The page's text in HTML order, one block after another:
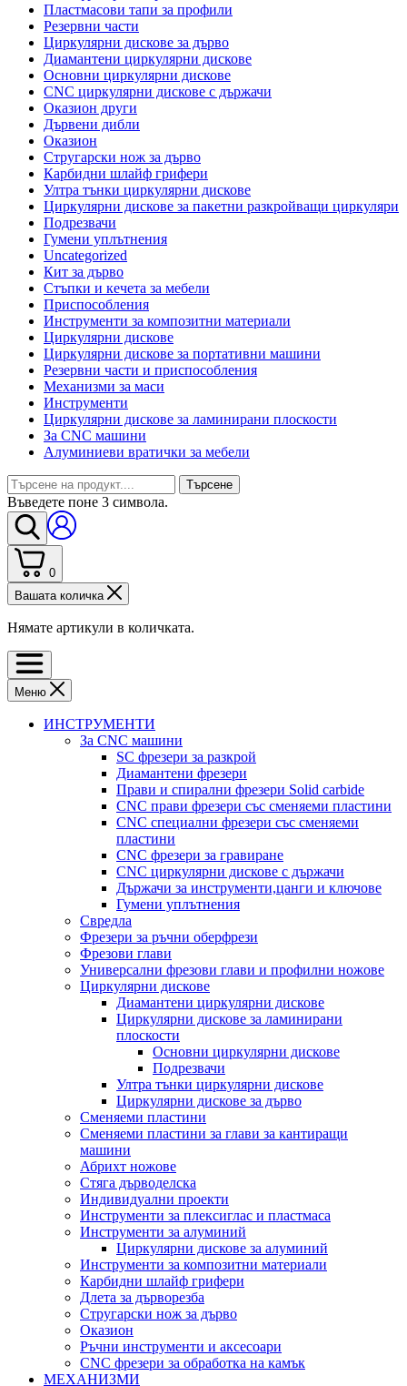
Пластмасови тапи за профили
Резервни части
Циркулярни дискове за дърво
Диамантени циркулярни дискове
Основни циркулярни дискове
CNC циркулярни дискове с държачи
Оказион други
Дървени дибли
Оказион
Стругарски нож за дърво
Карбидни шлайф грифери
Ултра тънки циркулярни дискове
Циркулярни дискове за пакетни разкройващи циркуляри
Подрезвачи
Гумени уплътнения
Uncategorized
Кит за дърво
Стъпки и кечета за мебели
Приспособления
Инструменти за композитни материали
Циркулярни дискове
Циркулярни дискове за портативни машини
Резервни части и приспособления
Механизми за маси
Инструменти
Циркулярни дискове за ламинирани плоскости
За CNC машини
Алуминиеви вратички за мебели
Търсене
Въведете поне 3 символа.
0
Вашата количка
Нямате артикули в количката.
Меню
ИНСТРУМЕНТИ
За CNC машини
SC фрезери за разкрой
Диамантени фрезери
Прави и спирални фрезери Solid carbide
CNC прави фрезери със сменяеми пластини
CNC специални фрезери със сменяеми
пластини
CNC фрезери за гравиране
CNC циркулярни дискове с държачи
Държачи за инструменти,цанги и ключове
Гумени уплътнения
Свредла
Фрезери за ръчни оберфрези
Фрезови глави
Универсални фрезови глави и профилни ножове
Циркулярни дискове
Диамантени циркулярни дискове
Циркулярни дискове за ламинирани
плоскости
Основни циркулярни дискове
Подрезвачи
Ултра тънки циркулярни дискове
Циркулярни дискове за дърво
Сменяеми пластини
Сменяеми пластини за глави за кантиращи
машини
Абрихт ножове
Стяга дърводелска
Индивидуални проекти
Инструменти за плексиглас и пластмаса
Инструменти за алуминий
Циркулярни дискове за алуминий
Инструменти за композитни материали
Карбидни шлайф грифери
Длета за дърворезба
Стругарски нож за дърво
Оказион
Ръчни инструменти и аксесоари
CNC фрезери за обработка на камък
МЕХАНИЗМИ